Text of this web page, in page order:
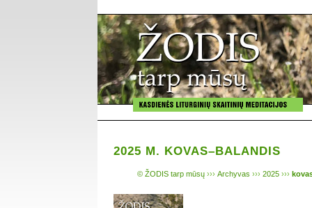
2025 M. KOVAS–BALANDIS
© ŽODIS tarp mūsų ››› Archyvas ››› 2025 ›››